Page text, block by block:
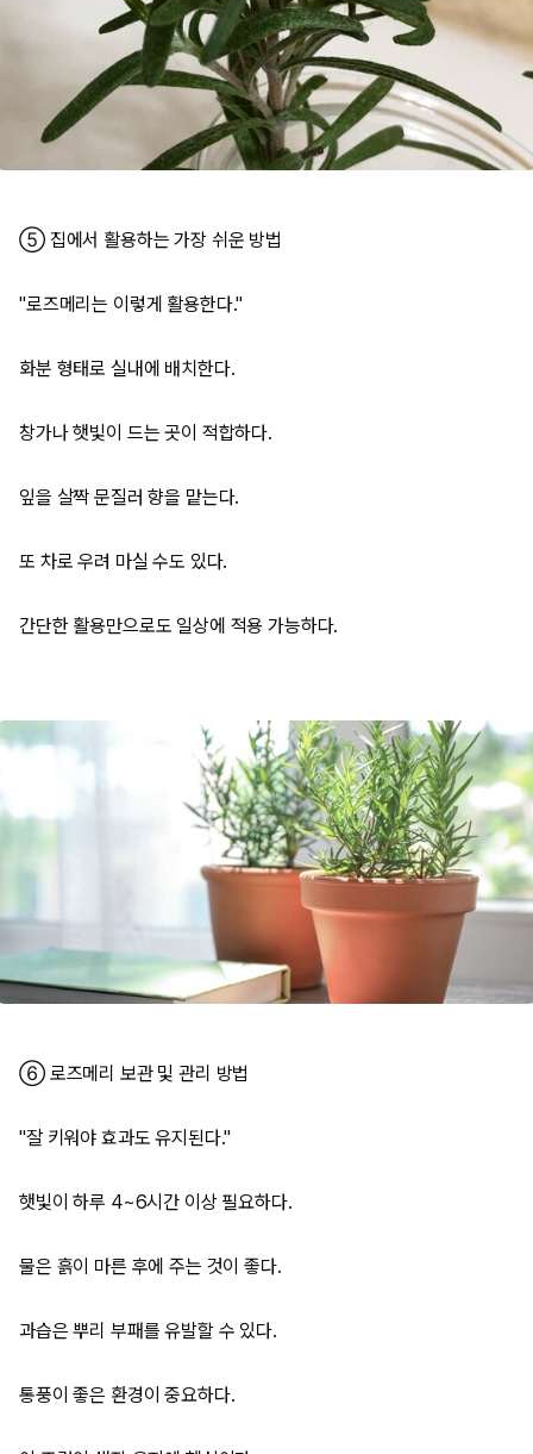
⑤ 집에서 활용하는 가장 쉬운 방법
"로즈메리는 이렇게 활용한다."
화분 형태로 실내에 배치한다.
창가나 햇빛이 드는 곳이 적합하다.
잎을 살짝 문질러 향을 맡는다.
또 차로 우려 마실 수도 있다.
간단한 활용만으로도 일상에 적용 가능하다.
⑥ 로즈메리 보관 및 관리 방법
"잘 키워야 효과도 유지된다."
햇빛이 하루 4~6시간 이상 필요하다.
물은 흙이 마른 후에 주는 것이 좋다.
과습은 뿌리 부패를 유발할 수 있다.
통풍이 좋은 환경이 중요하다.